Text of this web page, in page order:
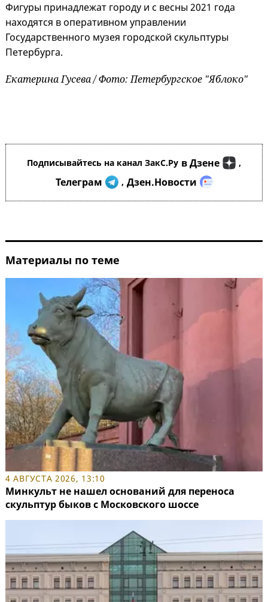
Фигуры принадлежат городу и с весны 2021 года
находятся в оперативном управлении
Государственного музея городской скульптуры
Петербурга.
Екатерина Гусева / Фото: Петербургское "Яблоко"
Подписывайтесь на канал ЗакС.Ру в Дзене ,
Телеграм , Дзен.Новости
Материалы по теме
4 АВГУСТА 2026, 13:10
Минкульт не нашел оснований для переноса
скульптур быков с Московского шоссе